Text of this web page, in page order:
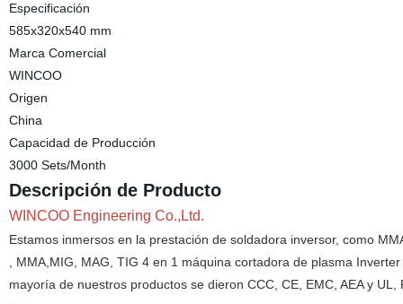
Especificación
585x320x540 mm
Marca Comercial
WINCOO
Origen
China
Capacidad de Producción
3000 Sets/Month
Descripción de Producto
WINCOO Engineering Co.,Ltd.
Estamos inmersos en la prestación de soldadora inversor, como
, MMA,MIG, MAG, TIG 4 en 1 máquina cortadora de plasma
mayoría de nuestros productos se dieron CCC, CE, EMC, AEA y UL,